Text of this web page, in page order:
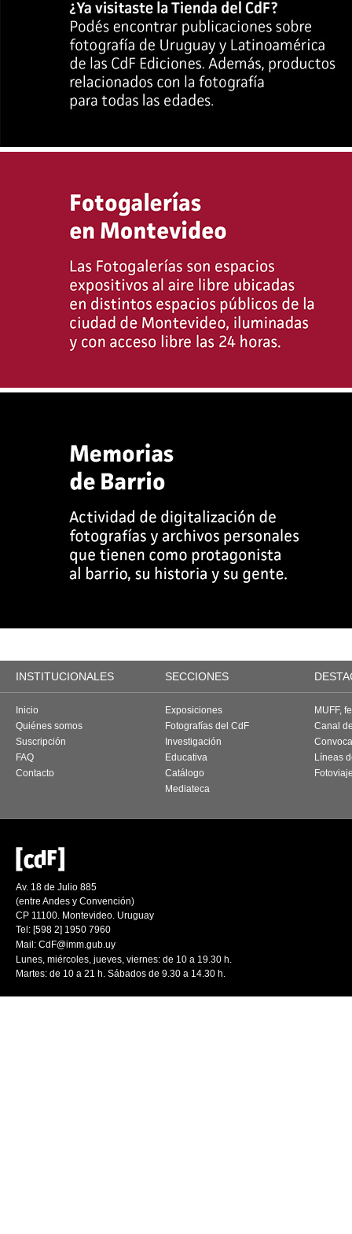
INSTITUCIONALES SECCIONES
Inicio
Quiénes somos
Suscripción
FAQ
Contacto
Exposiciones
Fotografías del CdF
Investigación
Educativa
Catálogo
Mediateca
MUFF,
Canal
Líneas
Av. 18 de Julio 885
(entre Andes y Convención)
CP 11100. Montevideo. Uruguay
Tel: [598 2] 1950 7960
Mail: CdF@imm.gub.uy
Lunes, miércoles, jueves, viernes: de 10 a 19.30 h.
Martes: de 10 a 21 h. Sábados de 9.30 a 14.30 h.